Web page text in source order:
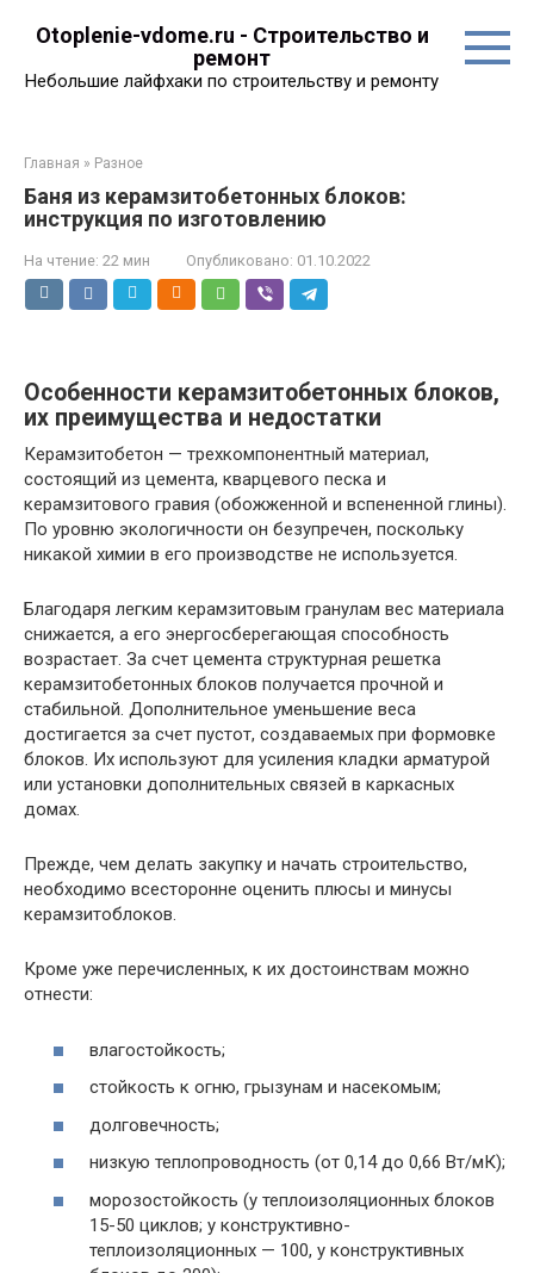
Otoplenie-vdome.ru - Строительство и
ремонт
Небольшие лайфхаки по строительству и ремонту
Главная » Разное
Баня из керамзитобетонных блоков:
инструкция по изготовлению
На чтение: 22 мин Опубликовано: 01.10.2022
Особенности керамзитобетонных блоков,
их преимущества и недостатки
Керамзитобетон — трехкомпонентный материал,
состоящий из цемента, кварцевого песка и
керамзитового гравия (обожженной и вспененной глины).
По уровню экологичности он безупречен, поскольку
никакой химии в его производстве не используется.
Благодаря легким керамзитовым гранулам вес материала
снижается, а его энергосберегающая способность
возрастает. За счет цемента структурная решетка
керамзитобетонных блоков получается прочной и
стабильной. Дополнительное уменьшение веса
достигается за счет пустот, создаваемых при формовке
блоков. Их используют для усиления кладки арматурой
или установки дополнительных связей в каркасных
домах.
Прежде, чем делать закупку и начать строительство,
необходимо всесторонне оценить плюсы и минусы
керамзитоблоков.
Кроме уже перечисленных, к их достоинствам можно
отнести:
влагостойкость;
стойкость к огню, грызунам и насекомым;
долговечность;
низкую теплопроводность (от 0,14 до 0,66 Вт/мК);
морозостойкость (у теплоизоляционных блоков
15-50 циклов; у конструктивно-
теплоизоляционных — 100, у конструктивных